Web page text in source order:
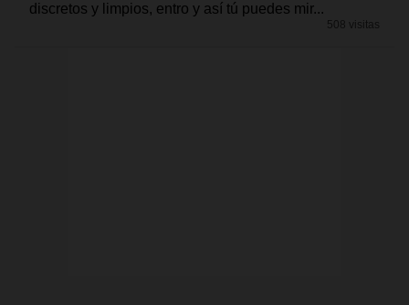
discretos y limpios, entro y así tú puedes mir...
508 visitas